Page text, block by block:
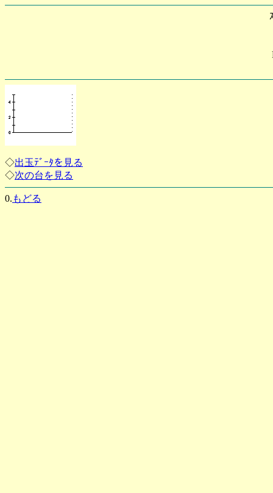
◇出玉ﾃﾞｰﾀを見る
◇次の台を見る
0. もどる